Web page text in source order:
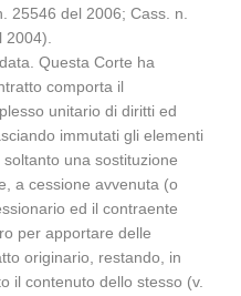
25546 del 2006; Cass. n.
Questa Corte ha
comporta il
unitario di diritti ed
immutati gli elementi
una sostituzione
a cessione avvenuta (o
ed il contraente
per apportare delle
originario, restando, in
il contenuto dello stesso (v.